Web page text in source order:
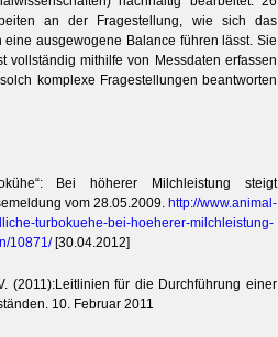
an der Fragestellung, wie sich das
ausgewogene Balance führen lässt. Sie
vollständig mithilfe von Messdaten erfassen
komplexe Fragestellungen beantworten
Bei höherer Milchleistung steigt
vom 28.05.2009. http://www.animal -
turbokuehe-bei-hoeherer-milchleistung-
10871/[30.04.2012]
(2011):Leitlinien für die Durchführung einer
10. Februar 2011